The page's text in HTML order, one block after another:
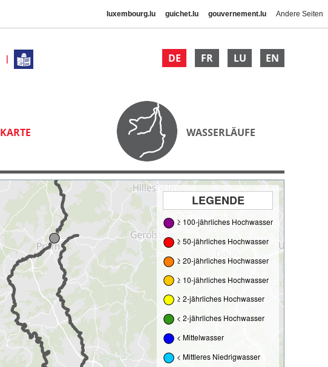
luxembourg.lu guichet.lu gouvernement.lu Andere Seiten
DE FR LU EN
KARTE WASSERLÄUFE
LEGENDE
≥ 100-jährliches Hochwasser
≥ 50-jährliches Hochwasser
≥ 20-jährliches Hochwasser
≥ 10-jährliches Hochwasser
≥ 2-jährliches Hochwasser
< 2-jährliches Hochwasser
< Mittelwasser
< Mittleres Niedrigwasser